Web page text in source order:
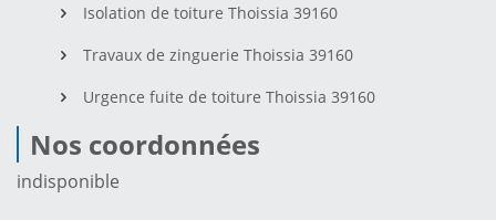
Isolation de toiture Thoissia 39160
Travaux de zinguerie Thoissia 39160
Urgence fuite de toiture Thoissia 39160
Nos coordonnées
indisponible